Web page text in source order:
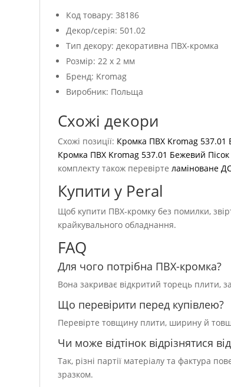
Код товару: 38186
Декор/серія: 501.02
Тип декору: декоративна ПВХ-кромка
Розмір: 22 x 2 мм
Бренд: Kromag
Виробник: Польща
Схожі декори
Схожі позиції: Кромка ПВХ Kromag 537.01
Кромка ПВХ Kromag 537.01 Бежевий
комплекту також перевіртеламіноване
Купити у Peral
Щоб купити ПВХ-кромку без помилки,
крайкувального обладнання.
FAQ
Для чого потрібна ПВХ-кромка?
Вона закриває відкритий торець плити,
Що перевірити перед купівлею?
Перевірте товщину плити, ширину й
Чи може відтінок відрізнятися
Так, різні партії матеріалу та фактура
зразком.